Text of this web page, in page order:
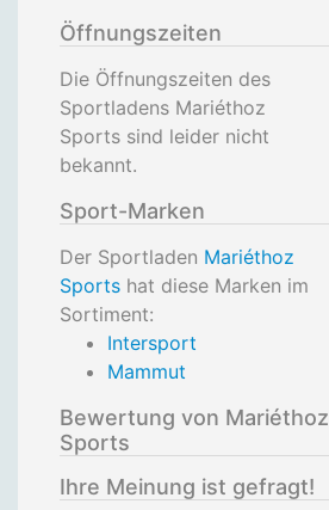
Öffnungszeiten
Die Öffnungszeiten des
Sportladens Mariéthoz
Sports sind leider nicht
bekannt.
Sport-Marken
Der Sportladen Mariéthoz
Sports hat diese Marken im
Sortiment:
Intersport
Mammut
Bewertung von Mariéthoz
Sports
Ihre Meinung ist gefragt!